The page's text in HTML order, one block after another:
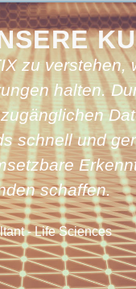
zu
halten.
schnell und
schaffen.
- Life Sciences